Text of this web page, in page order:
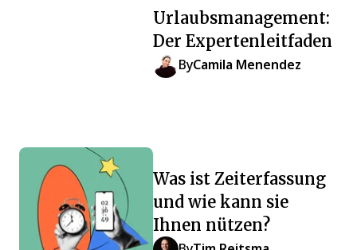
Urlaubsmanagement:
Der Expertenleitfaden
ByCamila Menendez
Was ist Zeiterfassung
und wie kann sie
Ihnen nützen?